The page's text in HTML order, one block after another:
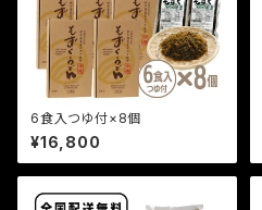
6食入つゆ付×8個
¥16,800